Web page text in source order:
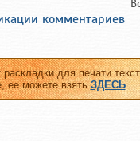
комментариев
для печати
ее можете взятьЗДЕСЬ.